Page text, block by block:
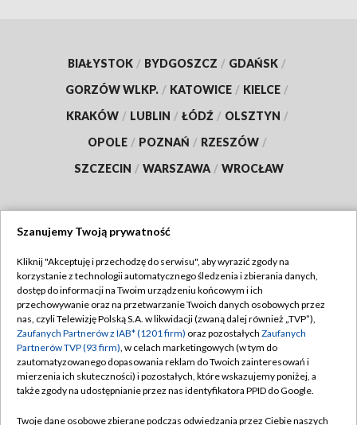
BIAŁYSTOK / BYDGOSZCZ / GDAŃSK /
GORZÓW WLKP. / KATOWICE / KIELCE /
KRAKÓW / LUBLIN / ŁÓDŹ / OLSZTYN /
OPOLE / POZNAŃ / RZESZÓW /
SZCZECIN / WARSZAWA / WROCŁAW
TVP
Abonament TVP
Emisja w TVP
Centrum informacji TVP
Naziemna Telewizja Cyfrowa
Regulamin TVP
Polityka prywatności
Moje zgody
Pomoc
Szanujemy Twoją prywatność
Kliknij "Akceptuję i przechodzę do serwisu", aby wyrazić zgody na
korzystanie z technologii automatycznego śledzenia i zbierania danych,
dostęp do informacji na Twoim urządzeniu końcowym i ich
przechowywanie oraz na przetwarzanie Twoich danych osobowych przez
nas, czyli Telewizję Polską S.A. w likwidacji (zwaną dalej również „TVP”),
Zaufanych Partnerów z IAB* (1201 firm) oraz pozostałych Zaufanych
Partnerów TVP (93 firm), w celach marketingowych (w tym do
zautomatyzowanego dopasowania reklam do Twoich zainteresowań i
mierzenia ich skuteczności) i pozostałych, które wskazujemy poniżej, a
także zgody na udostępnianie przez nas identyfikatora PPID do Google.
Twoje dane osobowe zbierane podczas odwiedzania przez Ciebie naszych